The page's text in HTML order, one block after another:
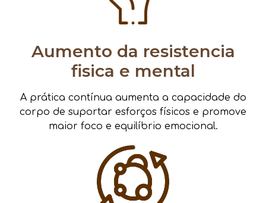
Aumento da resistencia
fisica e mental
A prática contínua aumenta a capacidade do
corpo de suportar esforços físicos e promove
maior foco e equilíbrio emocional.